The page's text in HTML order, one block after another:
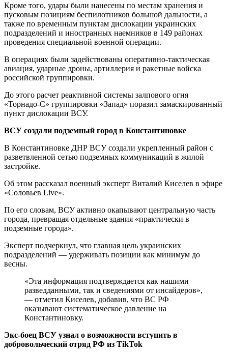
Кроме того, удары были нанесены по местам хранения и
пусковым позициям беспилотников большой дальности, а
также по временным пунктам дислокации украинских
подразделений и иностранных наемников в 149 районах
проведения специальной военной операции.
В операциях были задействованы оперативно-тактическая
авиация, ударные дроны, артиллерия и ракетные войска
российской группировки.
До этого расчет реактивной системы залпового огня
«Торнадо‑С» группировки «Запад» поразил замаскированный
пункт дислокации ВСУ.
ВСУ создали подземный город в Константиновке
В Константиновке ДНР ВСУ создали укрепленный район с
разветвленной сетью подземных коммуникаций в жилой
застройке.
Об этом рассказал военный эксперт Виталий Киселев в эфире
«Соловьев Live».
По его словам, ВСУ активно окапывают центральную часть
города, превращая отдельные здания «практически в
подземные города».
Эксперт подчеркнул, что главная цель украинских
подразделений — удерживать позиции как минимум до
весны.
«Эта информация подтверждается как нашими
разведданными, так и сведениями от инсайдеров»,
— отметил Киселев, добавив, что ВС РФ
оказывают систематическое давление на
Константиновку.
Экс-боец ВСУ узнал о возможности вступить в
добровольческий отряд РФ из TikTok